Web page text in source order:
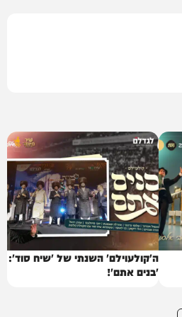
ה'קולעוילם' השנתי של 'שיח סוד':
'בנים אתם'!